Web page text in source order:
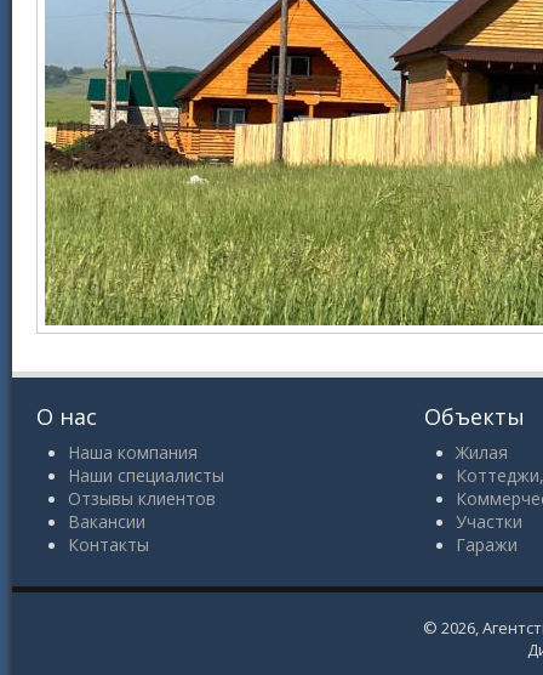
О нас
Наша компания
Наши специалисты
Отзывы клиентов
Вакансии
Контакты
Объекты
Жилая
Участки
Гаражи
© 2026,